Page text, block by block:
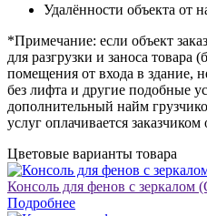
Удалённости объекта от
*Примечание: если объект
для разгрузки и заноса товара
помещения от входа в здание,
без лифта и другие подобные
дополнительный найм
услуг оплачивается заказчиком
Цветовые варианты товара
Консоль для фенов с
Подробнее